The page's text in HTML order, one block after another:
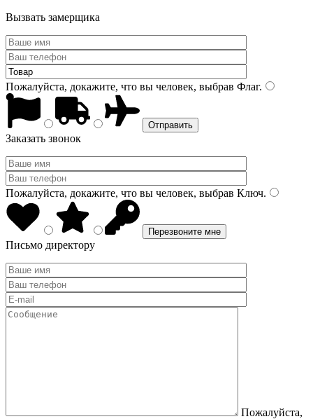
Вызвать замерщика
Пожалуйста, докажите, что вы человек, выбрав Флаг.
Заказать звонок
Пожалуйста, докажите, что вы человек, выбрав Ключ.
Письмо директору
Пожалуйста,